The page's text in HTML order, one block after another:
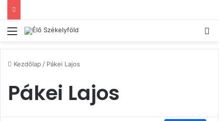
Menü
Kezdőlap / Pákei Lajos
Pákei Lajos